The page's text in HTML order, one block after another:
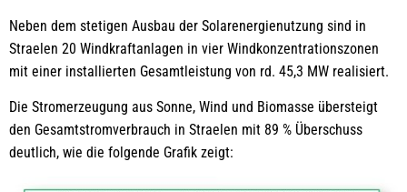
Neben dem stetigen Ausbau der Solarenergienutzung sind in
Straelen 20 Windkraftanlagen in vier Windkonzentrationszonen
mit einer installierten Gesamtleistung von rd. 45,3 MW realisiert.
Die Stromerzeugung aus Sonne, Wind und Biomasse übersteigt
den Gesamtstromverbrauch in Straelen mit 89 % Überschuss
deutlich, wie die folgende Grafik zeigt: